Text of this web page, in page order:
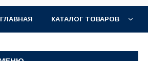
ГЛАВНАЯ КАТАЛОГ ТОВАРОВ